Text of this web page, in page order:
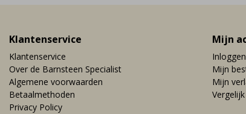
Klantenservice
Klantenservice
Over de Barnsteen Specialist
Algemene voorwaarden
Betaalmethoden
Privacy Policy
Mijn
Inloggen
Mijn
Mijn